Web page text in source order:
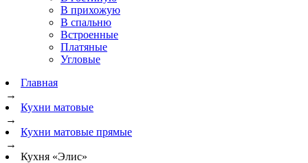
В прихожую
В спальню
Встроенные
Платяные
Угловые
Главная
→
Кухни матовые
→
Кухни матовые прямые
→
Кухня «Элис»